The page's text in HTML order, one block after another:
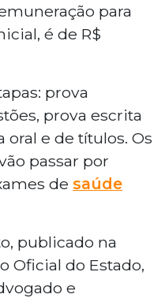
para
é de R$
prova
prova escrita
oral e de títulos. Os
passar por
de saúde
publicado na
Oficial do Estado,
e